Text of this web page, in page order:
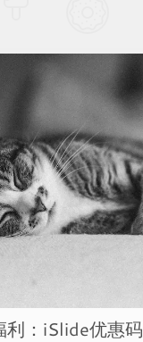
利：iSlide优惠码